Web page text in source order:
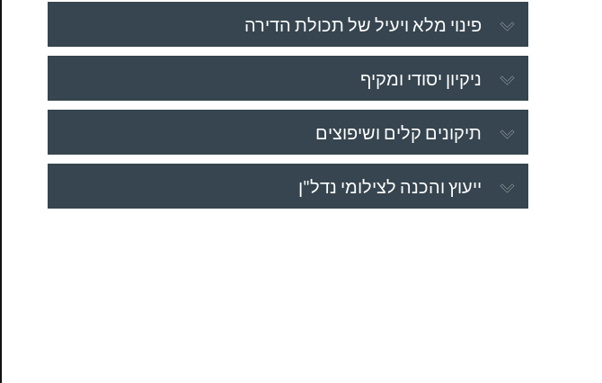
פינוי מלא ויעיל של תכולת הדירה
ניקיון יסודי ומקיף
תיקונים קלים ושיפוצים
ייעוץ והכנה לצילומי נדל"ן